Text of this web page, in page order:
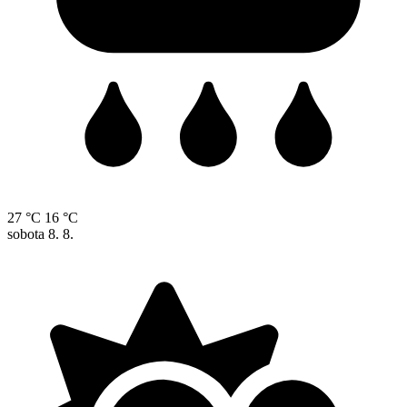
27 °C 16 °C
sobota 8. 8.